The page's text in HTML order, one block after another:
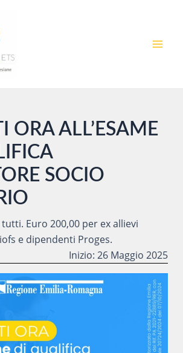
ORA ALL’ESAME
SOCIO
Euro 200,00 per ex allievi
e dipendenti Proges.
Inizio: 26 Maggio 2025